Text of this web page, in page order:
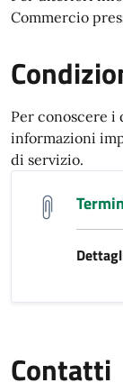
Commercio
Per conoscere i
informazioni
di servizio.
Contatti